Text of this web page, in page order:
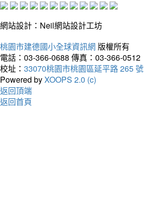
網站設計：Neil網站設計工坊
桃園市建德國小全球資訊網 版權所有
電話：03-366-0688 傳真：03-366-0512
校址： 33070桃園市桃園區延平路 265 號
Powered byXOOPS 2.0 (c)
返回頂端
返回首頁